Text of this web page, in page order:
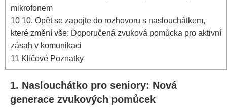
mikrofonem
10 10. Opět se zapojte do rozhovoru s naslouchátkem,
které změní vše: Doporučená zvuková pomůcka pro aktivní
zásah v komunikaci
11 Klíčové Poznatky
1. Naslouchátko pro seniory: Nová
generace zvukových pomůcek